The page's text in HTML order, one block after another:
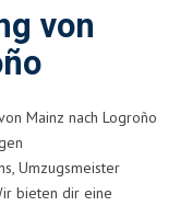
von
Mainz nach Logroño
Umzugsmeister
bieten dir eine